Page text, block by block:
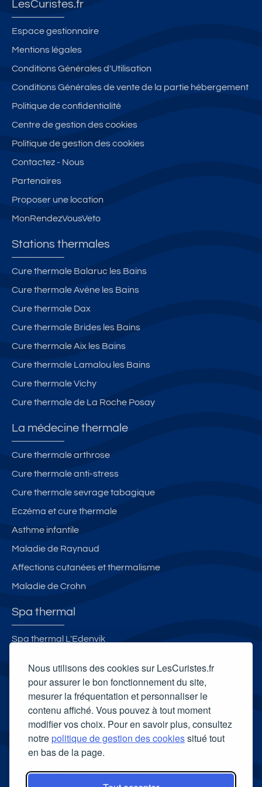
Nous utilisons des cookies sur LesCuristes.fr
pour assurer le bon fonctionnement du site,
mesurer la fréquentation et personnaliser le
contenu affiché. Vous pouvez à tout moment
modifier vos choix. Pour en savoir plus, consultez
notrepolitique de gestion des cookiessitué tout
en bas de la page.
LesCuristes.fr
Espace gestionnaire
Mentions légales
Conditions Générales d'Utilisation
Conditions Générales de vente de la partie hébergement
Politique de confidentialité
Centre de gestion des cookies
Politique de gestion des cookies
Contactez - Nous
Partenaires
Proposer une location
MonRendezVousVeto
Stations thermales
Cure thermale Balaruc les Bains
Cure thermale Avène les Bains
Cure thermale Dax
Cure thermale Brides les Bains
Cure thermale Aix les Bains
Cure thermale Lamalou les Bains
Cure thermale Vichy
Cure thermale de La Roche Posay
La médecine thermale
Cure thermale arthrose
Cure thermale anti-stress
Cure thermale sevrage tabagique
Eczéma et cure thermale
Asthme infantile
Maladie de Raynaud
Affections cutanées et thermalisme
Maladie de Crohn
Spa thermal
Spa thermal L'Edenvik
Spa thermal Les Bains du Couloubret
Carte cadeau spa Vichy
Carte cadeau spa Bagnoles-de-l'Orne
Carte cadeau spa Saubusse
Carte cadeau spa Châtel-Guyon